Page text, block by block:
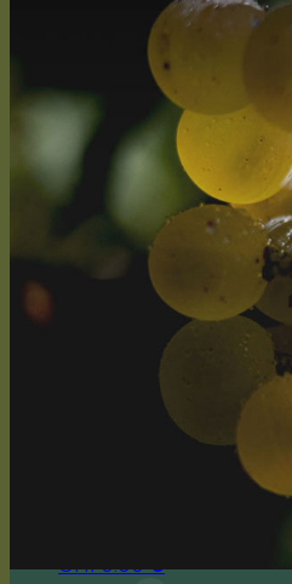
Rebensorten
Rebenarbeiten
Vegetative Prozess
CHF0.00 0